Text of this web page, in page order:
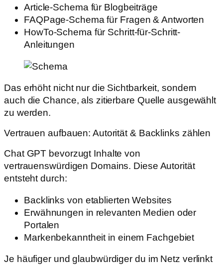
Article-Schema für Blogbeiträge
FAQPage-Schema für Fragen & Antworten
HowTo-Schema für Schritt-für-Schritt-
Anleitungen
Das erhöht nicht nur die Sichtbarkeit, sondern
auch die Chance, als zitierbare Quelle ausgewählt
zu werden.
Vertrauen aufbauen: Autorität & Backlinks zählen
Chat GPT bevorzugt Inhalte von
vertrauenswürdigen Domains. Diese Autorität
entsteht durch:
Backlinks von etablierten Websites
Erwähnungen in relevanten Medien oder
Portalen
Markenbekanntheit in einem Fachgebiet
Je häufiger und glaubwürdiger du im Netz verlinkt